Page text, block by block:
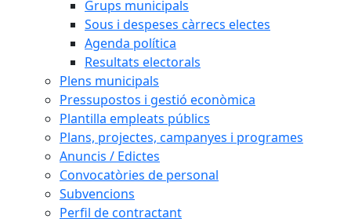
Grups municipals
Sous i despeses càrrecs electes
Agenda política
Resultats electorals
Plens municipals
Pressupostos i gestió econòmica
Plantilla empleats públics
Plans, projectes, campanyes i programes
Anuncis / Edictes
Convocatòries de personal
Subvencions
Perfil de contractant